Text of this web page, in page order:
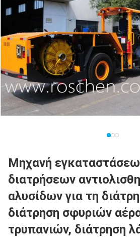
Μηχανή
διατρήσεων
αλυσίδων για τη
διάτρηση σφυριών
τρυπανιών, διάτρηση